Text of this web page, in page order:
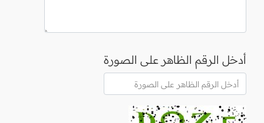
أدخل الرقم الظاهر على الصورة